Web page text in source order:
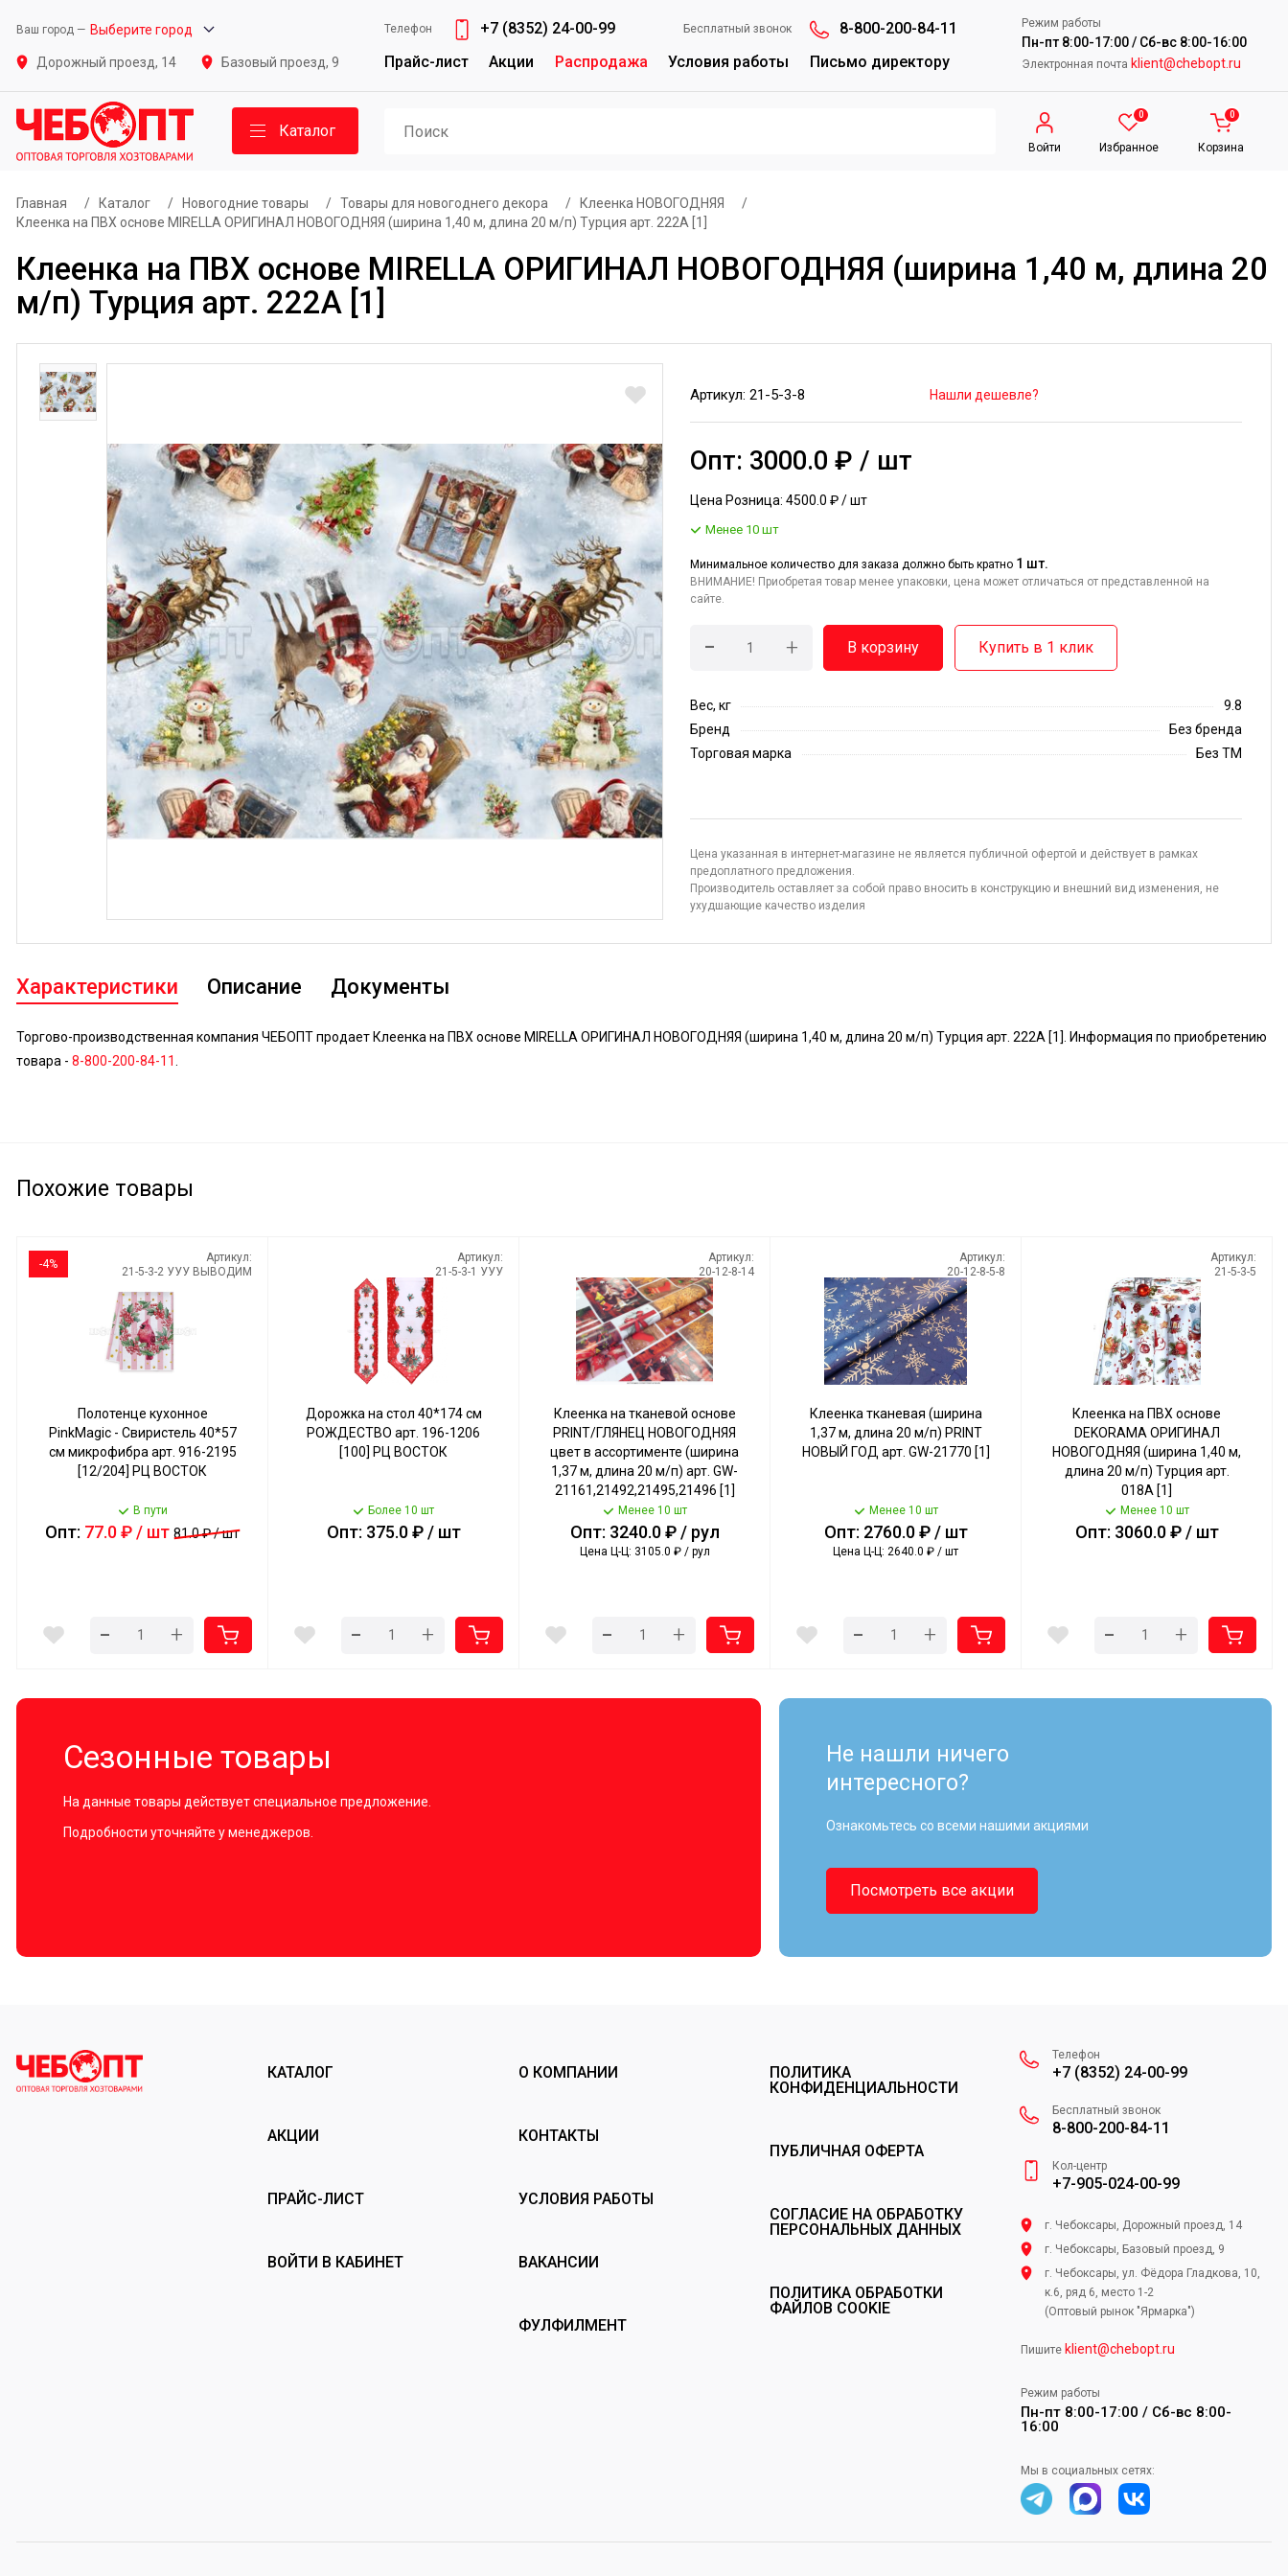
Ваш город — Выберите город
Дорожный проезд, 14 Базовый проезд, 9
Телефон +7 (8352) 24-00-99 Бесплатный звонок
8-800-200-84-11
Прайс-лист
Акции Распродажа Условия работы Письмо директору
Режим работы
Пн-пт 8:00-17:00 / Сб-вс 8:00-16:00
Электронная почта klient@chebopt.ru
Каталог
Войти
0
Избранное
0
Корзина
Главная / Каталог / Новогодние товары / Товары для новогоднего декора / Клеенка НОВОГОДНЯЯ
/
Клеенка на ПВХ основе MIRELLA ОРИГИНАЛ НОВОГОДНЯЯ (ширина 1,40 м, длина 20 м/п) Турция арт. 222А [1]
Клеенка на ПВХ основе MIRELLA ОРИГИНАЛ НОВОГОДНЯЯ (ширина 1,40 м, длина 20
м/п) Турция арт. 222А [1]
Артикул: 21-5-3-8 Нашли дешевле?
Опт: 3000.0 ₽ / шт
Цена Розница: 4500.0 ₽ / шт
Менее 10 шт
Минимальное количество для заказа должно быть кратно 1 шт.
ВНИМАНИЕ! Приобретая товар менее упаковки, цена может отличаться от представленной на
сайте.
- + В корзину Купить в 1 клик
Вес, кг
9.8
Бренд
Без бренда
Торговая марка
Без ТМ
Цена указанная в интернет-магазине не является публичной офертой и действует в рамках
предоплатного предложения.
Производитель оставляет за собой право вносить в конструкцию и внешний вид изменения, не
ухудшающие качество изделия
Характеристики Описание Документы
Торгово-производственная компания ЧЕБОПТ продает Клеенка на ПВХ основе MIRELLA ОРИГИНАЛ НОВОГОДНЯЯ (ширина 1,40 м, длина 20 м/п) Турция арт. 222А [1]. Информация по приобретению
товара - 8-800-200-84-11
Похожие товары
-4%
Артикул:
21-5-3-2 УУУ ВЫВОДИМ
Полотенце кухонное
PinkMagic - Свиристель 40*57
см микрофибра арт. 916-2195
[12/204] РЦ ВОСТОК
В пути
Опт: 77.0 ₽ / шт 81.0 ₽ / шт
- +
Артикул:
21-5-3-1 УУУ
Дорожка на стол 40*174 см
РОЖДЕСТВО арт. 196-1206
[100] РЦ ВОСТОК
Более 10 шт
Опт: 375.0 ₽ / шт
- +
Артикул:
20-12-8-14
Клеенка на тканевой основе
PRINT/ГЛЯНЕЦ НОВОГОДНЯЯ
цвет в ассортименте (ширина
1,37 м, длина 20 м/п) арт. GW-
21161,21492,21495,21496 [1]
Менее 10 шт
Опт: 3240.0 ₽ / рул
Цена Ц-Ц: 3105.0 ₽ / рул
- +
Артикул:
20-12-8-5-8
Клеенка тканевая (ширина
1,37 м, длина 20 м/п) PRINT
НОВЫЙ ГОД арт. GW-21770 [1]
Менее 10 шт
Опт: 2760.0 ₽ / шт
Цена Ц-Ц: 2640.0 ₽ / шт
- +
Артикул:
21-5-3-5
Клеенка на ПВХ основе
DEKORAMA ОРИГИНАЛ
НОВОГОДНЯЯ (ширина 1,40 м,
длина 20 м/п) Турция арт.
018А [1]
Менее 10 шт
Опт: 3060.0 ₽ / шт
- +
Сезонные товары
На данные товары действует специальное предложение.
Подробности уточняйте у менеджеров.
Не нашли ничего
интересного?
Ознакомьтесь со всеми нашими акциями
Посмотреть все акции
КАТАЛОГ
АКЦИИ
ПРАЙС-ЛИСТ
ВОЙТИ В КАБИНЕТ
О КОМПАНИИ
КОНТАКТЫ
УСЛОВИЯ РАБОТЫ
ВАКАНСИИ
ФУЛФИЛМЕНТ
ПОЛИТИКА
КОНФИДЕНЦИАЛЬНОСТИ
ПУБЛИЧНАЯ ОФЕРТА
СОГЛАСИЕ НА ОБРАБОТКУ
ПЕРСОНАЛЬНЫХ ДАННЫХ
ПОЛИТИКА ОБРАБОТКИ
ФАЙЛОВ COOKIE
Телефон
+7 (8352) 24-00-99
Бесплатный звонок
8-800-200-84-11
Кол-центр
+7-905-024-00-99
г. Чебоксары, Дорожный проезд, 14
г. Чебоксары, Базовый проезд, 9
г. Чебоксары, ул. Фёдора Гладкова, 10,
к.6, ряд 6, место 1-2
(Оптовый рынок "Ярмарка")
Пишите klient@chebopt.ru
Режим работы
Пн-пт 8:00-17:00 / Сб-вс 8:00-
16:00
Мы в социальных сетях: